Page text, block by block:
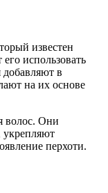
известен
использовать
в
на их основе
волос. Они
перхоти.